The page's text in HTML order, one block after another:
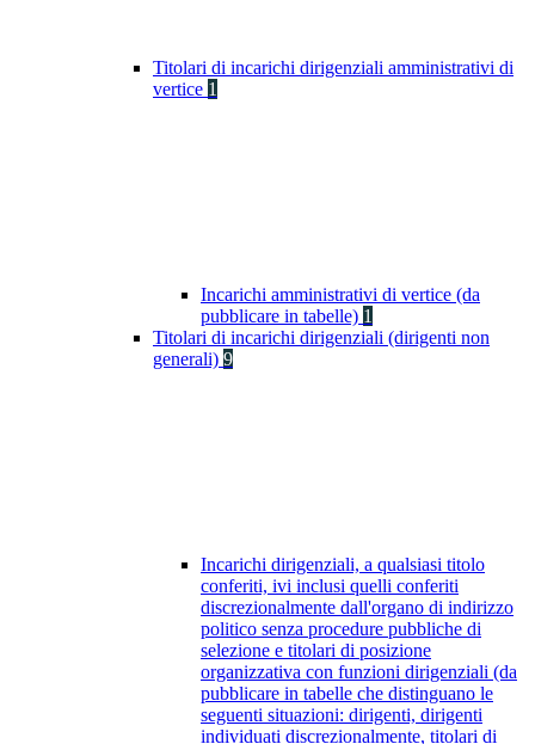
Titolari di incarichi dirigenziali amministrativi di
vertice 1
Incarichi amministrativi di vertice (da
pubblicare in tabelle) 1
Titolari di incarichi dirigenziali (dirigenti non
generali) 9
Incarichi dirigenziali, a qualsiasi titolo
conferiti, ivi inclusi quelli conferiti
discrezionalmente dall'organo di indirizzo
politico senza procedure pubbliche di
selezione e titolari di posizione
organizzativa con funzioni dirigenziali (da
pubblicare in tabelle che distinguano le
seguenti situazioni: dirigenti, dirigenti
individuati discrezionalmente, titolari di